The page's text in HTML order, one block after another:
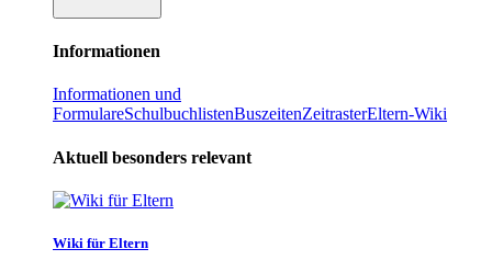
Informationen
Informationen und
FormulareSchulbuchlistenBuszeitenZeitrasterEltern-Wiki
Aktuell besonders relevant
Wiki für Eltern